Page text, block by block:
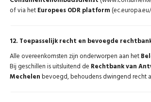
of via hetEuropees ODR platform
12. Toepasselijk recht en bevoegde
Alle overeenkomsten zijn onderworpen aan het
Bij geschillen is uitsluitend de Rechtbank van
Mechelenbevoegd, behoudens dwingend recht